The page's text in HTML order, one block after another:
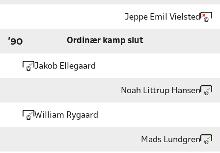
Jeppe Emil Vielsted
'90 Ordinær kamp slut
Jakob Ellegaard
Noah Littrup Hansen
William Rygaard
Mads Lundgren